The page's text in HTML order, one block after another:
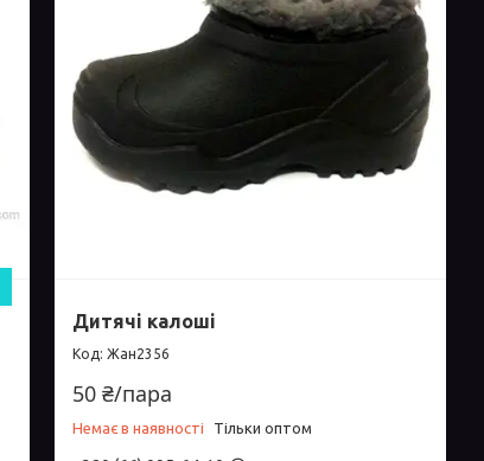
Дитячі калоші
Жан2356
50 ₴/пара
Немає в наявності Тільки оптом